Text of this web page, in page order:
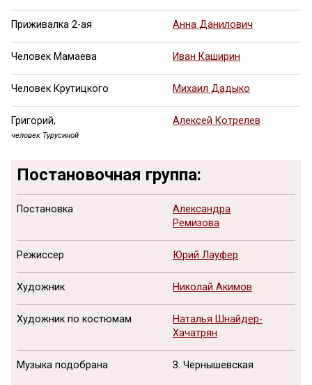
Приживалка 2-ая Анна Данилович
Человек Мамаева Иван Каширин
Человек Крутицкого Михаил Дадыко
Григорий,
человек Турусиной
Алексей Котрелев
Постановочная группа:
Постановка
Александра
Ремизова
Режиссер Юрий Лауфер
Художник Николай Акимов
Художник по костюмам
Наталья Шнайдер-
Хачатрян
Музыка подобрана З. Чернышевская